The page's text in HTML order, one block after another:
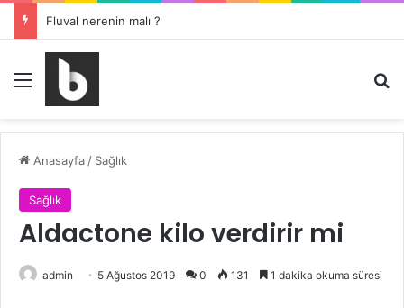
Fluval nerenin malı ?
Menü
Anasayfa / Sağlık
Sağlık
Aldactone kilo verdirir mi
admin 5 Ağustos 2019 0 131 1 dakika okuma süresi